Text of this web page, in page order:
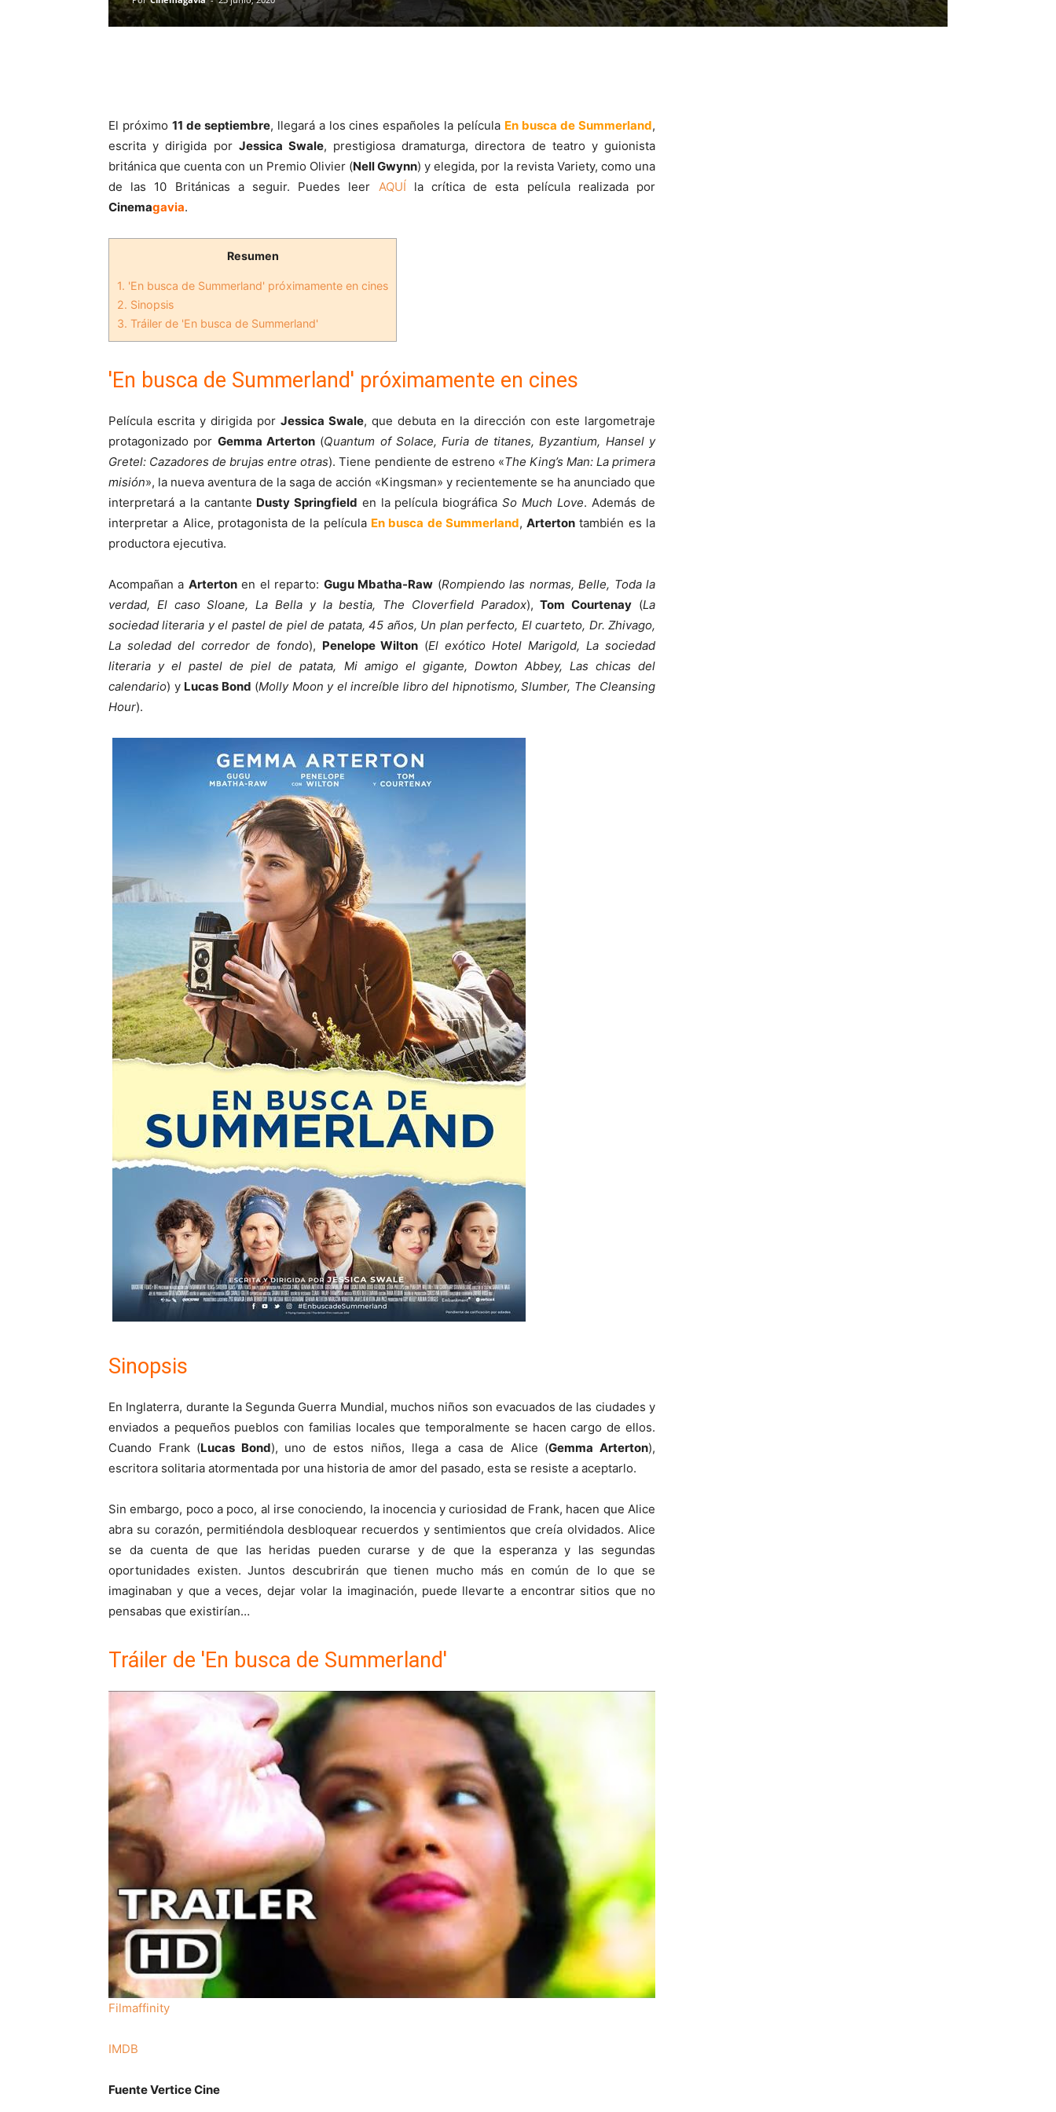
El próximo 11 de septiembre, llegará a los cines españoles la película En busca de Summerland,
escrita y dirigida por Jessica Swale, prestigiosa dramaturga, directora de teatro y guionista
británica que cuenta con un Premio Olivier (Nell Gwynn) y elegida, por la revista Variety, como una
de las 10 Británicas a seguir. Puedes leer AQUÍ la crítica de esta película realizada por
Cinemagavia.
Resumen
1. 'En busca de Summerland' próximamente en cines
2. Sinopsis
3. Tráiler de 'En busca de Summerland'
'En busca de Summerland' próximamente en cines
Película escrita y dirigida por Jessica Swale, que debuta en la dirección con este largometraje
protagonizado por Gemma Arterton (Quantum of Solace, Furia de titanes, Byzantium, Hansel y
Gretel: Cazadores de brujas entre otras). Tiene pendiente de estreno «The King’s Man: La primera
misión», la nueva aventura de la saga de acción «Kingsman» y recientemente se ha anunciado que
interpretará a la cantante Dusty Springfield en la película biográficaSo Much Love. Además de
interpretar a Alice, protagonista de la película En busca de Summerland,Arterton también es la
productora ejecutiva.
Acompañan a Artertonen el reparto: Gugu Mbatha-Raw (Rompiendo las normas, Belle, Toda la
verdad, El caso Sloane, La Bella y la bestia, The Cloverfield Paradox),Tom Courtenay (La
sociedad literaria y el pastel de piel de patata, 45 años, Un plan perfecto, El cuarteto, Dr. Zhivago,
La soledad del corredor de fondo), Penelope Wilton (El exótico Hotel Marigold, La sociedad
literaria y el pastel de piel de patata, Mi amigo el gigante, Dowton Abbey, Las chicas del
calendario) y Lucas Bond (Molly Moon y el increíble libro del hipnotismo, Slumber, The Cleansing
Hour).
Sinopsis
En Inglaterra, durante la Segunda Guerra Mundial, muchos niños son evacuados de las ciudades y
enviados a pequeños pueblos con familias locales que temporalmente se hacen cargo de ellos.
Cuando Frank (Lucas Bond), uno de estos niños, llega a casa de Alice (Gemma Arterton),
escritora solitaria atormentada por una historia de amor del pasado, esta se resiste a aceptarlo.
Sin embargo, poco a poco, al irse conociendo, la inocencia y curiosidad de Frank, hacen que Alice
abra su corazón, permitiéndola desbloquear recuerdos y sentimientos que creía olvidados. Alice
se da cuenta de que las heridas pueden curarse y de que la esperanza y las segundas
oportunidades existen. Juntos descubrirán que tienen mucho más en común de lo que se
imaginaban y que a veces, dejar volar la imaginación, puede llevarte a encontrar sitios que no
pensabas que existirían…
Tráiler de 'En busca de Summerland'
Filmaffinity
IMDB
Fuente Vertice Cine